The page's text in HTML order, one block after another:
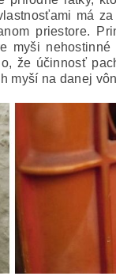
má
priestore.
myši
že účinnosť
myší na danej